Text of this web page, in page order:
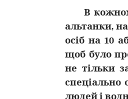
В
альтанки,
осіб на 10
щоб було
не тільки
спеціально
людей і